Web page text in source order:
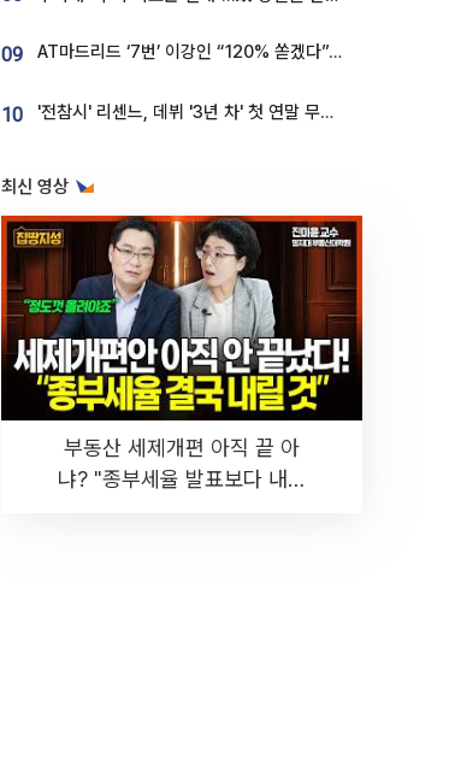
09 AT마드리드 ‘7번’ 이강인 “120% 쏟겠다”⋯시메오네 감독 “필요한 선수”
10 '전참시' 리센느, 데뷔 '3년 차' 첫 연말 무대 오른다⋯"그동안 섭외 안 와"
최신 영상
부동산 세제개편 아직 끝 아
냐? "종부세율 발표보다 내릴